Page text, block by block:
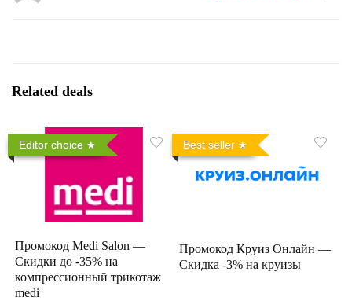
Related deals
Editor choice
Промокод Medi Salon —
Скидки до -35% на
компрессионный трикотаж
medi
Best seller
Промокод Круиз Онлайн —
Скидка -3% на круизы